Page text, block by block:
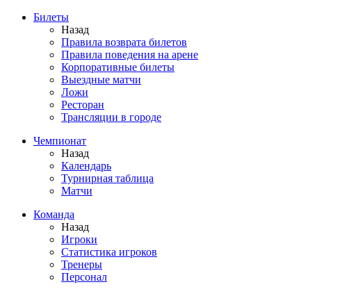
Билеты
Назад
Правила возврата билетов
Правила поведения на арене
Корпоративные билеты
Выездные матчи
Ложи
Ресторан
Трансляции в городе
Чемпионат
Назад
Календарь
Турнирная таблица
Матчи
Команда
Назад
Игроки
Статистика игроков
Тренеры
Персонал